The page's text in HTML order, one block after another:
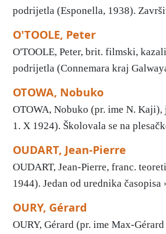
podrijetla (Esponella, 1938).
O'TOOLE, Peter
O'TOOLE, Peter, brit. filmski,
podrijetla (Connemara kraj
OTOWA, Nobuko
OTOWA, Nobuko (pr. ime N. Kaji),
1. X 1924). Školovala se na
OUDART, Jean-Pierre
OUDART, Jean-Pierre, franc.
1944). Jedan od urednika časopisa
OURY, Gérard
OURY, Gérard (pr. ime Max-